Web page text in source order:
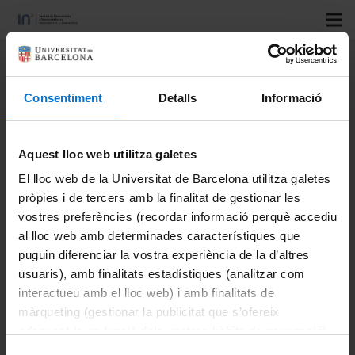
Consentiment Detalls Informació
Aquest lloc web utilitza galetes
El lloc web de la Universitat de Barcelona utilitza galetes
pròpies i de tercers amb la finalitat de gestionar les
vostres preferències (recordar informació perquè accediu
al lloc web amb determinades característiques que
puguin diferenciar la vostra experiència de la d’altres
usuaris), amb finalitats estadístiques (analitzar com
interactueu amb el lloc web) i amb finalitats de
màrqueting (gestionar la publicitat que s’ofereix
Title: Bimetallic NiFe
Nanoparticles Supported on CeO2
as Catalysts for Methane Steam
Authors:Andrea Braga; Marina Armengol-Profitós; Laia
Pascua-Solé; Xavier Vendrell; Lluís Soler; Isabel Serrano;
Ignacio J. Villar-Garcia; Virginia Pérez-Dieste; Núria J.
Divins; Jordi Llorca
Journal:
Acs Applied Nano Materials
Vol:
Number:
Start page: